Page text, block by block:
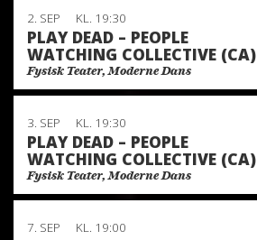
2. SEP KL. 19:30
PLAY DEAD – PEOPLE
WATCHING COLLECTIVE (CA)
Fysisk Teater, Moderne Dans
3. SEP KL. 19:30
PLAY DEAD – PEOPLE
WATCHING COLLECTIVE (CA)
Fysisk Teater, Moderne Dans
7. SEP KL. 19:00